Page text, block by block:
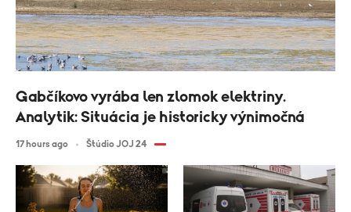
Gabčíkovo vyrába len zlomok elektriny.
Analytik: Situácia je historicky výnimočná
17 hours ago Štúdio JOJ 24